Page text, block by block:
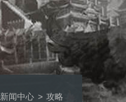
新闻中心 > 攻略